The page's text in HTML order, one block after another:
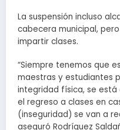
La suspensión incluso
cabecera municipal,
impartir clases.
“Siempre tenemos que
maestras y estudiantes
integridad física, se
el regreso a clases en
(inseguridad) se van a
aseguró Rodríguez